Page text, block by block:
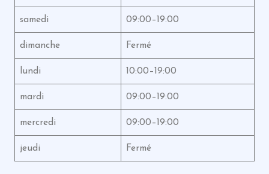
samedi 09:00–19:00
dimanche Fermé
lundi 10:00–19:00
mardi 09:00–19:00
mercredi 09:00–19:00
jeudi Fermé